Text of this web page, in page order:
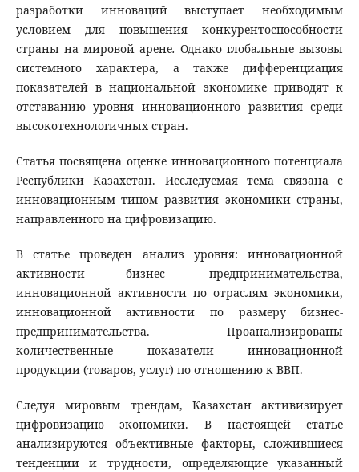
разработки инноваций выступает необходимым
условием для повышения конкурентоспособности
страны на мировой арене.Однако глобальные вызовы
системного характера, а также дифференциация
показателей в национальной экономике приводят к
отставанию уровня инновационного развития среди
высокотехнологичных стран.
Статья посвящена оценке инновационного потенциала
Республики Казахстан. Исследуемая тема связана с
инновационным типом развития экономики страны,
направленного на цифровизацию.
В статье проведен анализ уровня: инновационной
активности бизнес- предпринимательства,
инновационной активности по отраслям экономики,
инновационной активности по размеру бизнес-
предпринимательства. Проанализированы
количественные показатели инновационной
продукции (товаров, услуг) по отношению к ВВП.
Следуя мировым трендам, Казахстан активизирует
цифровизацию экономики. В настоящей статье
анализируются объективные факторы, сложившиеся
тенденции и трудности, определяющие указанный